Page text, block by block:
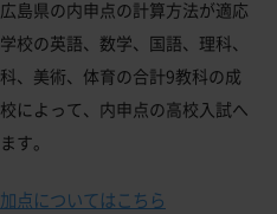
島県の内申点の計算方法が適応
校の英語、数学、国語、理科、
、美術、体育の合計9教科の成
によって、内申点の高校入試へ
す。
点についてはこちら